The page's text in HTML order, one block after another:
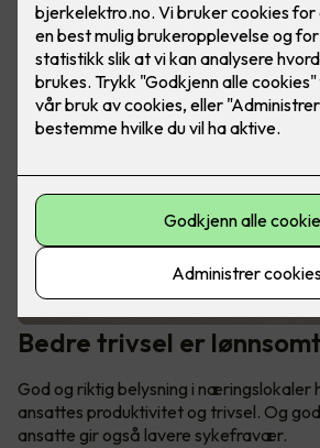
Bedre trivsel er lønnsomt
God og riktig belysning i næringslokaler
ansattes produktivitet og trivsel. Og
ansatte gir også lavere sykefravær.